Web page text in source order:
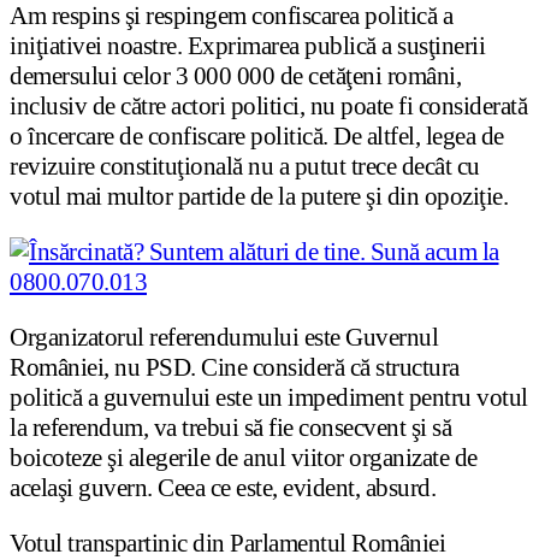
Am respins şi respingem confiscarea politică a
iniţiativei noastre. Exprimarea publică a susţinerii
demersului celor 3 000 000 de cetăţeni români,
inclusiv de către actori politici, nu poate fi considerată
o încercare de confiscare politică. De altfel, legea de
revizuire constituţională nu a putut trece decât cu
votul mai multor partide de la putere şi din opoziţie.
Organizatorul referendumului este Guvernul
României, nu PSD. Cine consideră că structura
politică a guvernului este un impediment pentru votul
la referendum, va trebui să fie consecvent şi să
boicoteze şi alegerile de anul viitor organizate de
acelaşi guvern. Ceea ce este, evident, absurd.
Votul transpartinic din Parlamentul României